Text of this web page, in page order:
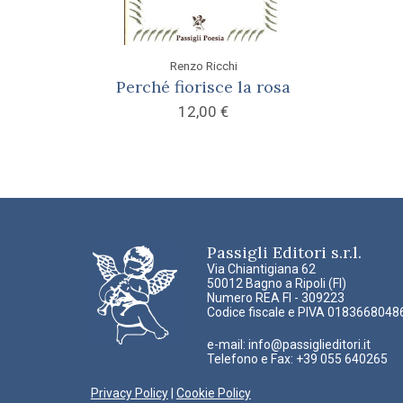
Renzo Ricchi
Perché fiorisce la rosa
12,00€
Passigli Editori s.r.l.
Via Chiantigiana 62
50012 Bagno a Ripoli (FI)
Numero REA FI - 309223
Codice fiscale e PIVA
e-mail: info@passiglieditori.it
Telefono e Fax: +39 055 640265
Privacy Policy Cookie Policy